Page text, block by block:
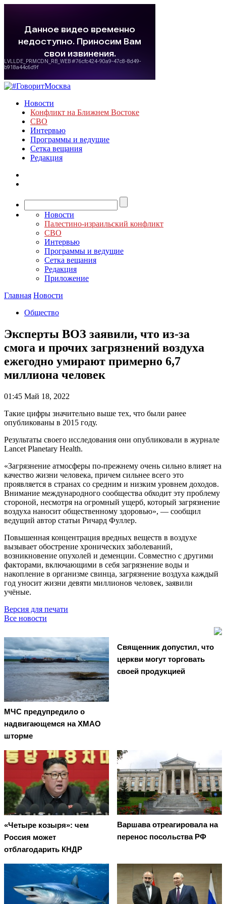
Новости
Конфликт на Ближнем Востоке
СВО
Интервью
Программы и ведущие
Сетка вещания
Редакция
Новости
Палестино-израильский конфликт
СВО
Интервью
Программы и ведущие
Сетка вещания
Редакция
Приложение
Главная Новости
Общество
Эксперты ВОЗ заявили, что из-за
смога и прочих загрязнений воздуха
ежегодно умирают примерно 6,7
миллиона человек
01:45 Май 18, 2022
Такие цифры значительно выше тех, что были ранее
опубликованы в 2015 году.
Результаты своего исследования они опубликовали в журнале
Lancet Planetary Health.
«Загрязнение атмосферы по-прежнему очень сильно влияет на
качество жизни человека, причем сильнее всего это
проявляется в странах со средним и низким уровнем доходов.
Внимание международного сообщества обходит эту проблему
стороной, несмотря на огромный ущерб, который загрязнение
воздуха наносит общественному здоровью», — сообщил
ведущий автор статьи Ричард Фуллер.
Повышенная концентрация вредных веществ в воздухе
вызывает обострение хронических заболеваний,
возникновение опухолей и деменции. Совместно с другими
факторами, включающими в себя загрязнение воды и
накопление в организме свинца, загрязнение воздуха каждый
год уносит жизни девяти миллионов человек, заявили
учёные.
Версия для печати
Все новости
МЧС предупредило о
надвигающемся на ХМАО
шторме
Священник допустил, что
церкви могут торговать
своей продукцией
«Четыре козыря»: чем
Россия может
отблагодарить КНДР
Варшава отреагировала на
перенос посольства РФ